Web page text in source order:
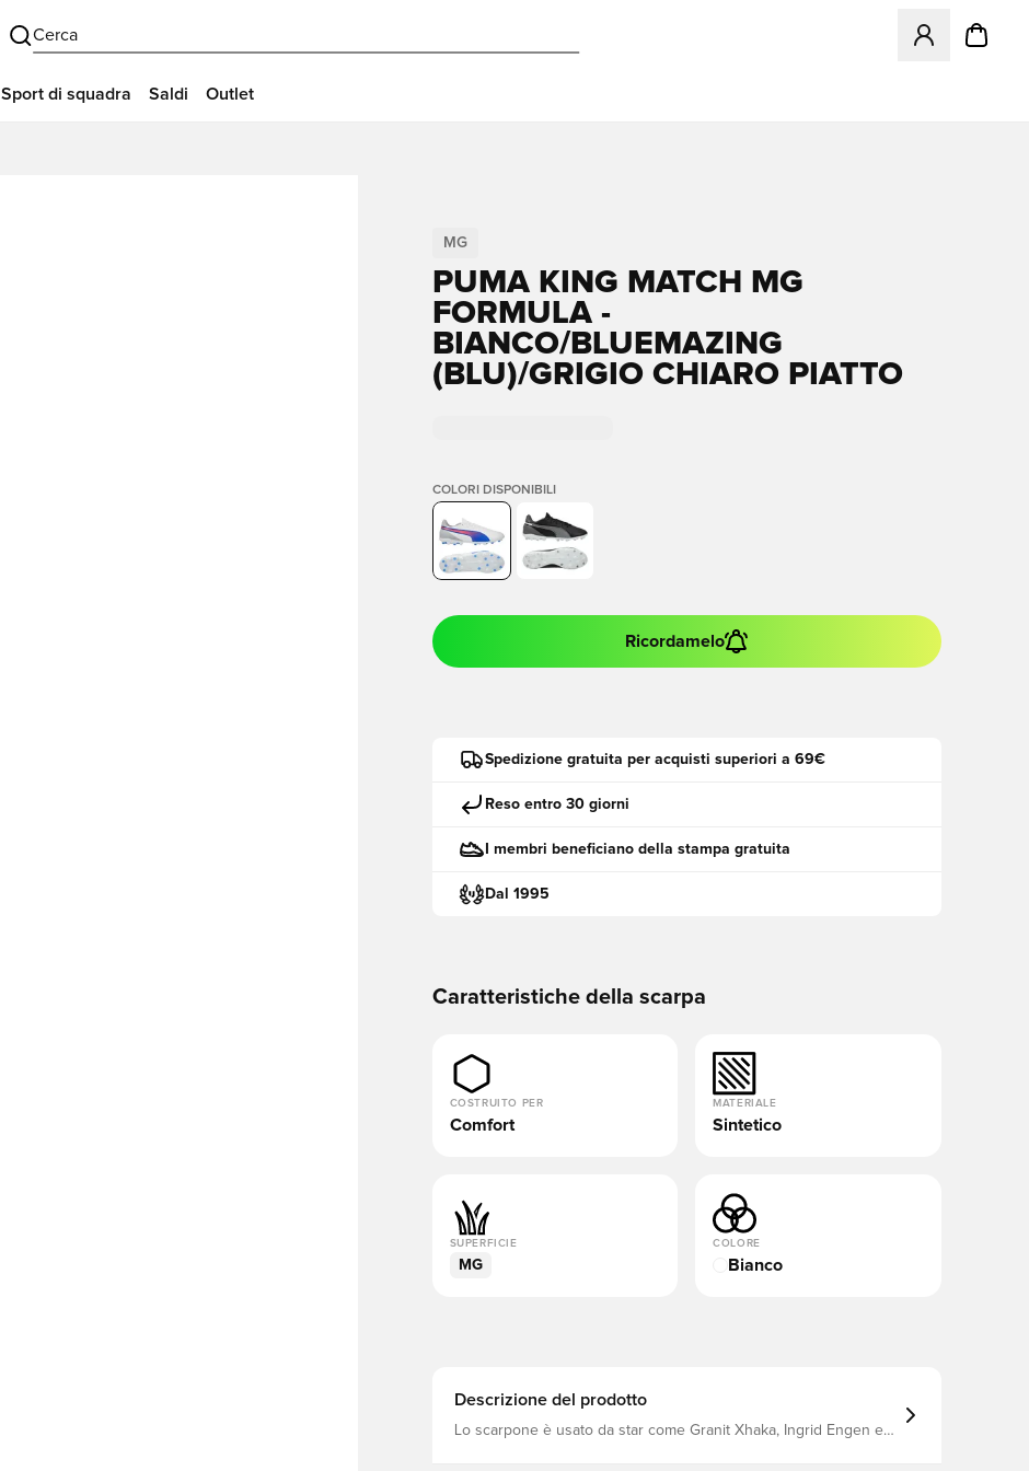
Cerca
Apre una
Sport di squadra Saldi Outlet
MG
PUMA KING MATCH MG
FORMULA -
BIANCO/BLUEMAZING
(BLU)/GRIGIO CHIARO PIATTO
COLORI DISPONIBILI
Ricordamelo
Spedizione gratuita per acquisti superiori a 69€
Reso entro 30 giorni
I membri beneficiano della stampa gratuita
Dal 1995
Caratteristiche della scarpa
COSTRUITO PER
Comfort
MATERIALE
Sintetico
SUPERFICIE
MG
COLORE
Bianco
Descrizione del prodotto
Lo scarpone è usato da star come Granit Xhaka, Ingrid Engen e